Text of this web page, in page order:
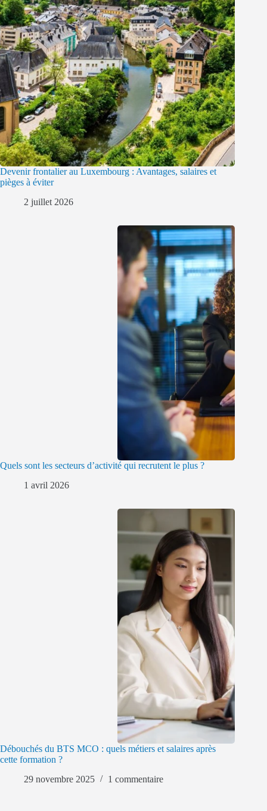
Devenir frontalier au Luxembourg : Avantages, salaires et
pièges à éviter
2 juillet 2026
Quels sont les secteurs d’activité qui recrutent le plus ?
1 avril 2026
Débouchés du BTS MCO : quels métiers et salaires après
cette formation ?
29 novembre 2025
1 commentaire